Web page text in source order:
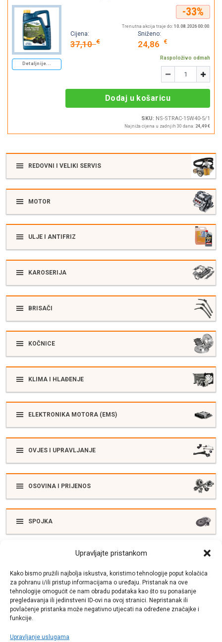
Upravljajte pristankom
Kako bismo pružili najbolja iskustva, koristimo tehnologije poput kolačića
za pohranu i/ili pristup informacijama o uređaju. Pristanak na ove
tehnologije omogućit će nam obradu podataka kao što su ponašanje
pregledavanja ili jedinstveni ID-ovi na ovoj stranici. Nepristanak ili
povlačenje pristanka može negativno utjecati na određene značajke i
funkcije.
Upravljanje uslugama
Detaljnije...
-33%
Trenutna akcija traje do: 10.08.2026 00:00.
Cijena:
37,10€
Sniženo:
24,86 €
Raspoloživo odmah
- +
Dodaj u košaricu
SKU: NS-STRAC-15W40-5/1
Najniža cijena u zadnjih 30 dana: 24,49 €
REDOVNI I VELIKI SERVIS
MOTOR
ULJE I ANTIFRIZ
KAROSERIJA
BRISAČI
KOČNICE
KLIMA I HLAĐENJE
ELEKTRONIKA MOTORA (EMS)
OVJES I UPRAVLJANJE
OSOVINA I PRIJENOS
SPOJKA
SUSTAV ISPUŠNIH PLINOVA